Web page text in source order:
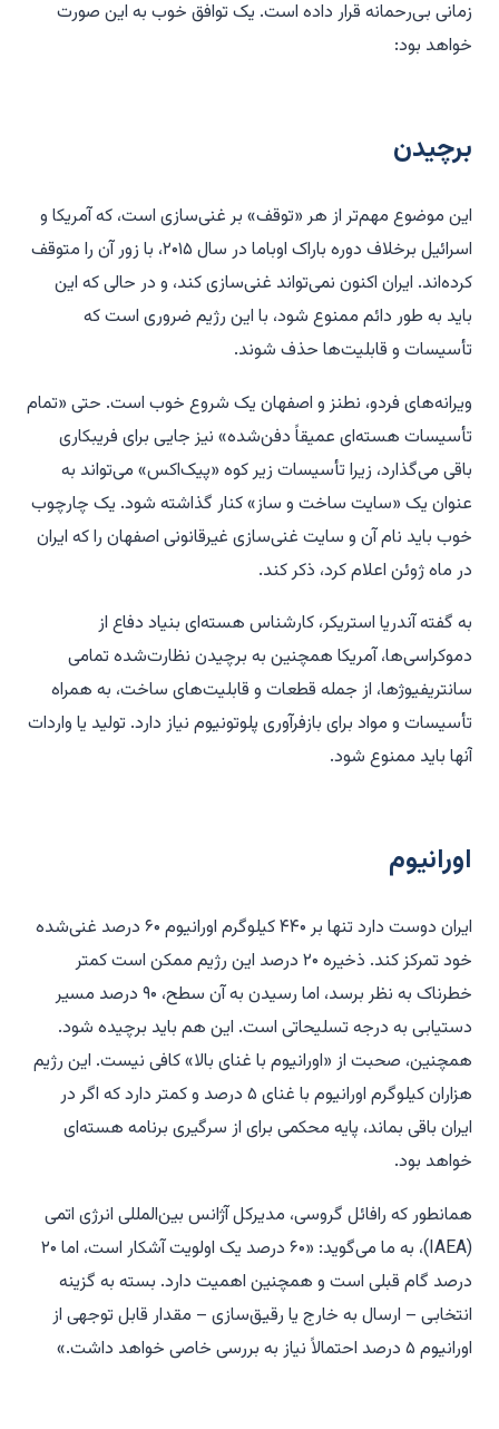
زمانی بی‌رحمانه قرار داده است. یک توافق خوب به این صورت
خواهد بود:
برچیدن
این موضوع مهم‌تر از هر «توقف» بر غنی‌سازی است، که آمریکا و
اسرائیل برخلاف دوره باراک اوباما در سال ۲۰۱۵، با زور آن را متوقف
کرده‌اند. ایران اکنون نمی‌تواند غنی‌سازی کند، و در حالی که این
باید به طور دائم ممنوع شود، با این رژیم ضروری است که
تأسیسات و قابلیت‌ها حذف شوند.
ویرانه‌های فردو، نطنز و اصفهان یک شروع خوب است. حتی «تمام
تأسیسات هسته‌ای عمیقاً دفن‌شده» نیز جایی برای فریبکاری
باقی می‌گذارد، زیرا تأسیسات زیر کوه «پیک‌اکس» می‌تواند به
عنوان یک «سایت ساخت و ساز» کنار گذاشته شود. یک چارچوب
خوب باید نام آن و سایت غنی‌سازی غیرقانونی اصفهان را که ایران
در ماه ژوئن اعلام کرد، ذکر کند.
به گفته آندریا استریکر، کارشناس هسته‌ای بنیاد دفاع از
دموکراسی‌ها، آمریکا همچنین به برچیدن نظارت‌شده تمامی
سانتریفیوژها، از جمله قطعات و قابلیت‌های ساخت، به همراه
تأسیسات و مواد برای بازفرآوری پلوتونیوم نیاز دارد. تولید یا واردات
آنها باید ممنوع شود.
اورانیوم
ایران دوست دارد تنها بر ۴۴۰ کیلوگرم اورانیوم ۶۰ درصد غنی‌شده
خود تمرکز کند. ذخیره ۲۰ درصد این رژیم ممکن است کمتر
خطرناک به نظر برسد، اما رسیدن به آن سطح، ۹۰ درصد مسیر
دستیابی به درجه تسلیحاتی است. این هم باید برچیده شود.
همچنین، صحبت از «اورانیوم با غنای بالا» کافی نیست. این رژیم
هزاران کیلوگرم اورانیوم با غنای ۵ درصد و کمتر دارد که اگر در
ایران باقی بماند، پایه محکمی برای از سرگیری برنامه هسته‌ای
خواهد بود.
همانطور که رافائل گروسی، مدیرکل آژانس بین‌المللی انرژی اتمی
(IAEA)، به ما می‌گوید: «۶۰ درصد یک اولویت آشکار است، اما ۲۰
درصد گام قبلی است و همچنین اهمیت دارد. بسته به گزینه
انتخابی – ارسال به خارج یا رقیق‌سازی – مقدار قابل توجهی از
اورانیوم ۵ درصد احتمالاً نیاز به بررسی خاصی خواهد داشت.»